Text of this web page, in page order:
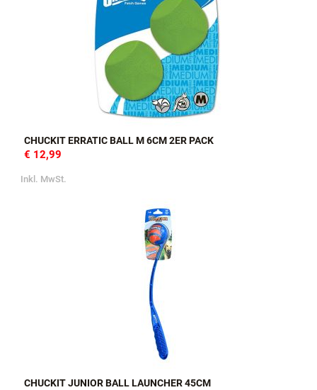
CHUCKIT ERRATIC BALL M 6CM 2ER PACK
€ 12,99
Inkl. MwSt.
CHUCKIT JUNIOR BALL LAUNCHER 45CM